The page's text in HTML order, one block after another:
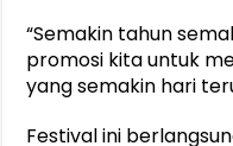
“Semakin tahun
promosi kita untuk
yang semakin hari
Festival ini